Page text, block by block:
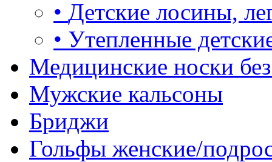
• Детские лосины,
• Утепленные
Медицинские носки
Мужские кальсоны
Бриджи
Гольфы женские/